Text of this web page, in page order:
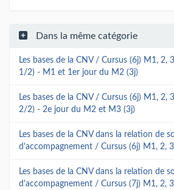
Dans la même catégorie
Les bases de la CNV / Cursus (6j) M1, 2,
1/2) - M1 et 1er jour du M2 (3j)
Les bases de la CNV / Cursus (6j) M1, 2,
2/2) - 2e jour du M2 et M3 (3j)
Les bases de la CNV dans la relation de
d'accompagnement / Cursus (6j) M1, 2,
Les bases de la CNV dans la relation de
d'accompagnement / Cursus (7j) M1, 2,